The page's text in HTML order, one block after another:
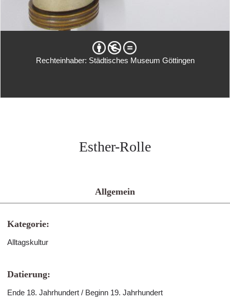
Rechteinhaber: Städtisches Museum Göttingen
Esther-Rolle
Allgemein
Kategorie:
Alltagskultur
Datierung:
Ende 18. Jahrhundert / Beginn 19. Jahrhundert